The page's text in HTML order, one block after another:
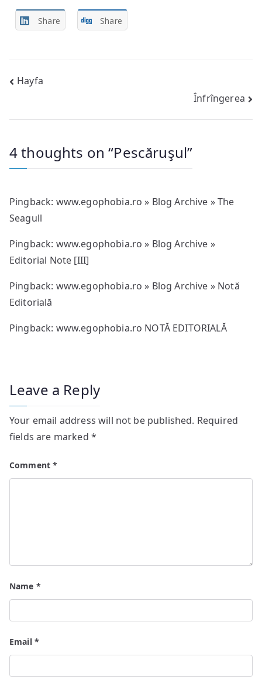
Share Share
Post
Hayfa
Înfrîngerea
4 thoughts on “Pescăruşul”
Pingback: www.egophobia.ro » Blog Archive » The
Seagull
Pingback: www.egophobia.ro » Blog Archive »
Editorial Note [III]
Pingback: www.egophobia.ro » Blog Archive » Notă
Editorială
Pingback: www.egophobia.ro NOTĂ EDITORIALĂ
Leave a Reply
Your email address will not be published. Required
fields are marked *
Comment*
Name *
Email *